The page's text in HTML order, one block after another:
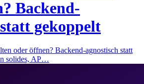
Backend-
gekoppelt
oder öffnen? Backend-agnostisch statt
solides, AP…